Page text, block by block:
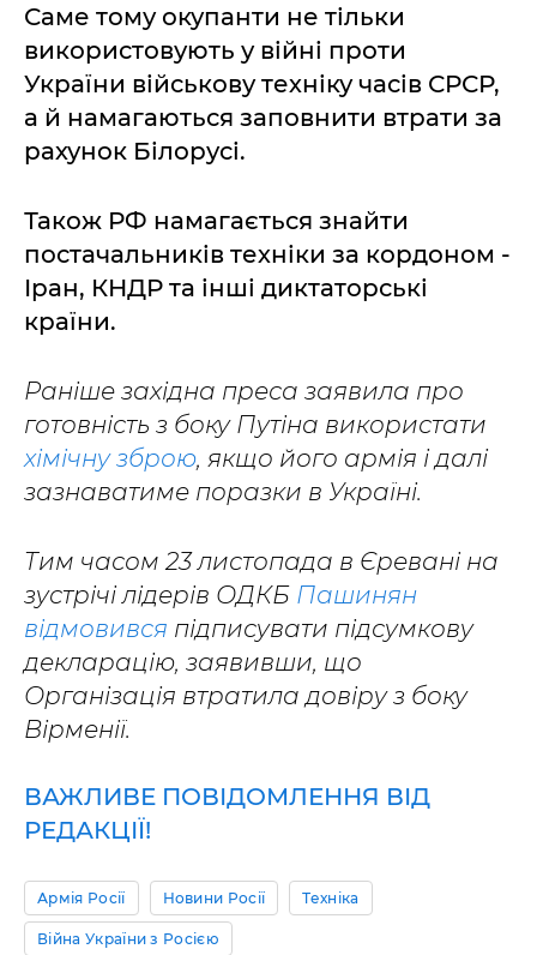
Саме тому окупанти не тільки
використовують у війні проти
України військову техніку часів СРСР,
а й намагаються заповнити втрати за
рахунок Білорусі.
Також РФ намагається знайти
постачальників техніки за кордоном -
Іран, КНДР та інші диктаторські
країни.
Раніше західна преса заявила про
готовність з боку Путіна використати
хімічну зброю, якщо його армія і далі
зазнаватиме поразки в Україні.
Тим часом 23 листопада в Єревані на
зустрічі лідерів ОДКБ Пашинян
відмовився підписувати підсумкову
декларацію, заявивши, що
Організація втратила довіру з боку
Вірменії.
ВАЖЛИВЕ ПОВІДОМЛЕННЯ ВІД
РЕДАКЦІЇ!
Армія Росії Новини Росії Техніка
Війна України з Росією